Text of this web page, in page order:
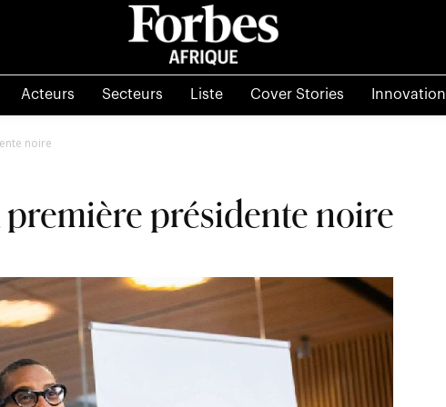
Acteurs Secteurs Liste Cover Stories Innovation
noire
présidente noire